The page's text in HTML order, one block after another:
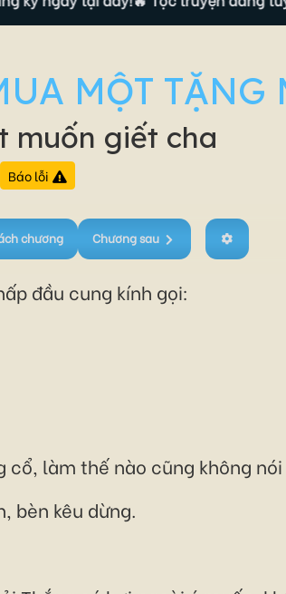
MỘT TẶNG
muốn giết cha
Báo lỗi
chương Chương sau
đầu cung kính gọi:
làm thế nào cũng không
bèn kêu dừng.